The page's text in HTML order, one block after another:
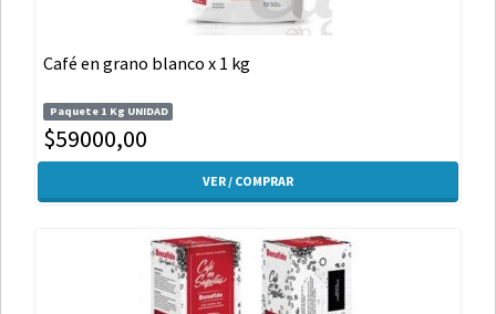
Café en grano blanco x 1 kg
Paquete 1 Kg UNIDAD
$59000,00
VER / COMPRAR